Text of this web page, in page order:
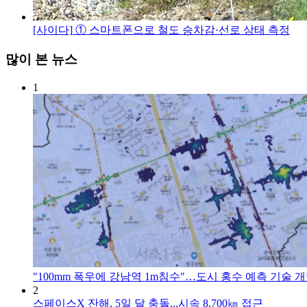
[사이다] ① 스마트폰으로 철도 승차감·선로 상태 측정
많이 본 뉴스
1
"100mm 폭우에 강남역 1m침수"…도시 홍수 예측 기술
2
스페이스X 잔해, 5일 달 충돌...시속 8,700㎞ 접근